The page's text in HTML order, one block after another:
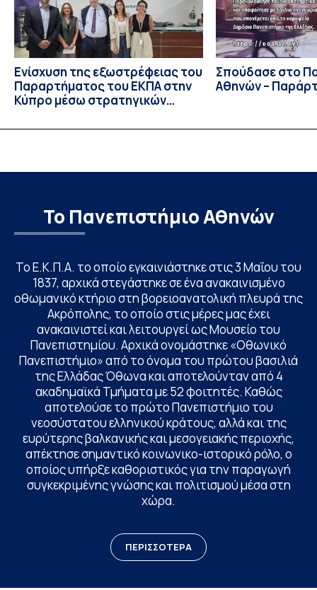
Πανεπιστήμιο […]
Ενίσχυση της εξωστρέφειας του
Παραρτήματος του ΕΚΠΑ στην
Κύπρο μέσω στρατηγικών
Σπούδασε στο
Αθηνών –
Το Πανεπιστήμιο Αθηνών
Το Ε.Κ.Π.Α. το οποίο εγκαινιάστηκε στις 3 Μαΐου του
1837, αρχικά στεγάστηκε σε ένα ανακαινισμένο
οθωμανικό κτήριο στη βορειοανατολική πλευρά της
Ακρόπολης, το οποίο στις μέρες μας έχει
ανακαινιστεί και λειτουργεί ως Μουσείο του
Πανεπιστημίου. Αρχικά ονομάστηκε «Οθωνικό
Πανεπιστήμιο» από το όνομα του πρώτου βασιλιά
της Ελλάδας Όθωνα και αποτελούνταν από 4
ακαδημαϊκά Τμήματα με 52 φοιτητές. Καθώς
αποτελούσε το πρώτο Πανεπιστήμιο του
νεοσύστατου ελληνικού κράτους, αλλά και της
ευρύτερης βαλκανικής και μεσογειακής περιοχής,
απέκτησε σημαντικό κοινωνικο-ιστορικό ρόλο, ο
οποίος υπήρξε καθοριστικός για την παραγωγή
συγκεκριμένης γνώσης και πολιτισμού μέσα στη
χώρα.
ΠΕΡΙΣΣΟΤΕΡΑ